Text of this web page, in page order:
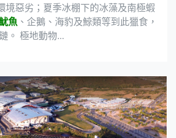
境惡劣；夏季冰棚下的冰藻及南極蝦
魚 、企鵝、海豹及鯨類等到此獵食，
。 極地動物...